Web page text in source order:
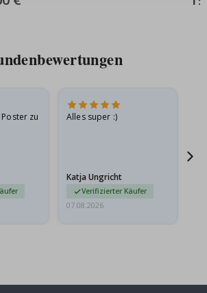
zu
Alles super :)
Katja Ungricht
Verifizierter Käufer
07.08.2026